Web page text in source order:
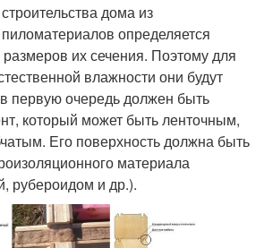
дома из
определяется
их сечения. Поэтому для
влажности они будут
первую очередь должен быть
который может быть ленточным,
Его поверхность должна быть
материала
рубероидом и др.).